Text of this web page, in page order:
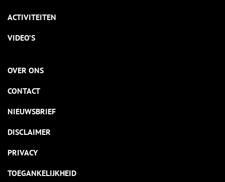
ACTIVITEITEN
VIDEO’S
OVER ONS
CONTACT
NIEUWSBRIEF
DISCLAIMER
PRIVACY
TOEGANKELIJKHEID